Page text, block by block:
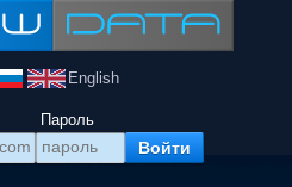
English
Пароль